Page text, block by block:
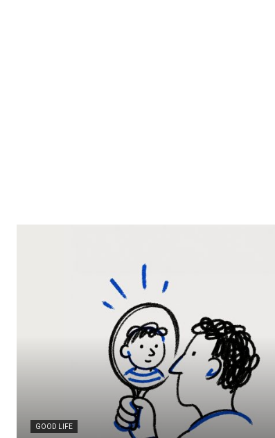
GOOD LIFE